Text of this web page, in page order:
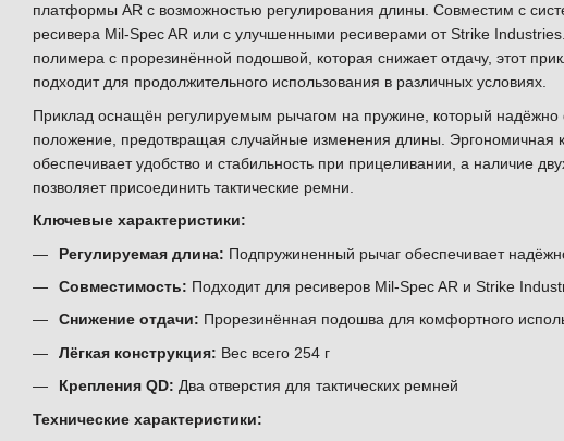
платформы AR с возможностью регулирования длины. Совместим с
ресивера Mil-Spec AR или с улучшенными ресиверами от Strike
полимера с прорезинённой подошвой, которая снижает отдачу, этот
подходит для продолжительного использования в различных условиях.
Приклад оснащён регулируемым рычагом на пружине, который надёжно
положение, предотвращая случайные изменения длины. Эргономичная
обеспечивает удобство и стабильность при прицеливании, а наличие
позволяет присоединить тактические ремни.
Ключевые характеристики:
Регулируемая длина: Подпружиненный рычаг обеспечивает
Совместимость: Подходит для ресиверов Mil-Spec AR и Strike
Снижение отдачи: Прорезинённая подошва для комфортного
Лёгкая конструкция: Вес всего 254 г
Крепления QD: Два отверстия для тактических ремней
Технические характеристики: